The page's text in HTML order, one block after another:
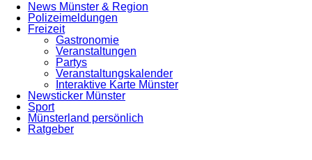
News Münster & Region
Polizeimeldungen
Freizeit
Gastronomie
Veranstaltungen
Partys
Veranstaltungskalender
Interaktive Karte Münster
Newsticker Münster
Sport
Münsterland persönlich
Ratgeber
Anzeige